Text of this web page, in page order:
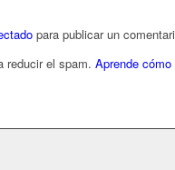
para publicar un
reducir el spam. Aprende